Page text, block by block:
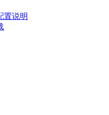
置说明